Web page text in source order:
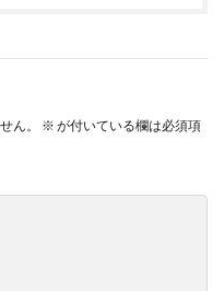
ツは目標設定。
「毎日1万歩歩く！」な
ん。 ※ が付いている欄は必須項